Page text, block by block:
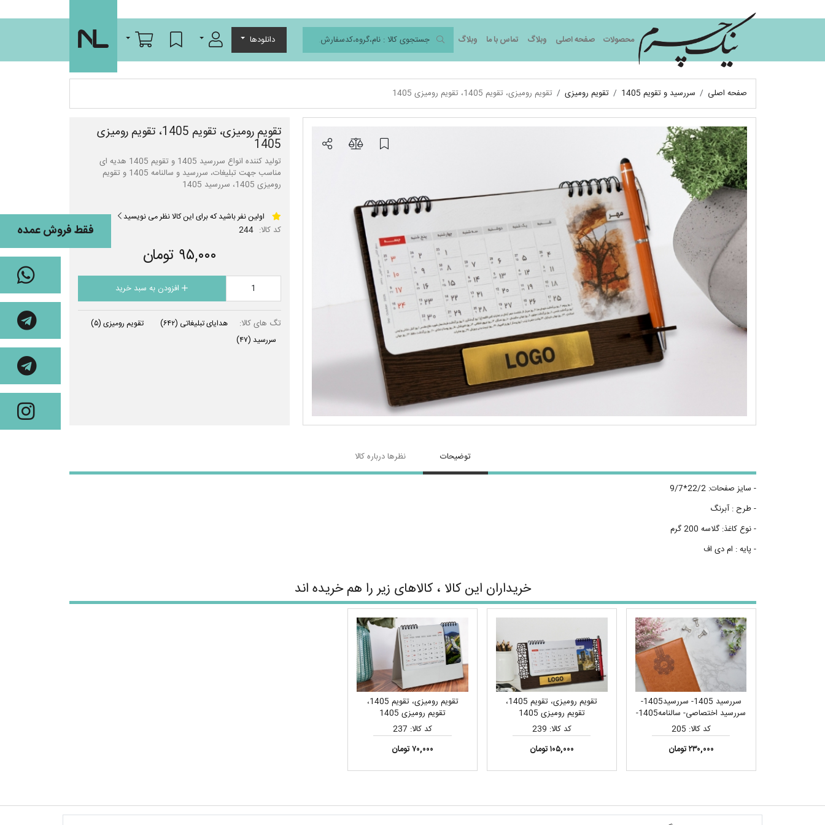
نیک چرم
محصولات
صفحه اصلی وبلاگ تماس با ما وبلاگ دانلودها ورود/عضویتلیست مورد علاقه
سبد خرید
صفحه اصلی سررسید و تقویم 1405 تقویم رومیزی تقویم رومیزی، تقویم 1405، تقویم رومیزی 1405
تقویم رومیزی، تقویم 1405، تقویم رومیزی
1405
تولید کننده انواع سررسید 1405 و تقویم 1405 هدیه ای
مناسب جهت تبلیغات، سررسید و سالنامه 1405 و تقویم
رومیزی 1405، سررسید 1405
اولین نفر باشید که برای این کالا نظر می نویسید
کد کالا: 244
۹۵,۰۰۰ تومان
افزودن به سبد خرید
تگ های کالا: هدایای تبلیغاتی (۶۴۲) تقویم رومیزی (۵)
سررسید (۴۷)
توضیحات نظرها درباره کالا
- سایز صفحات: 22/2*9/7
- طرح : آبرنگ
- نوع کاغذ: گلاسه 200 گرم
- پایه : ام دی اف
خریداران این کالا ، کالاهای زیر را هم خریده اند
سررسید 1405- سررسید1405-
سررسید اختصاصی- سالنامه1405-
تقویم رومیزی، سررسید ارزان،
سررسید وزیری 1405، سررسید
ارگانایزر، سررسید اروپایی، سررسید
کد کالا: 205
۲۳۰,۰۰۰ تومان
تقویم رومیزی، تقویم 1405،
تقویم رومیزی 1405
کد کالا: 239
۱۰۵,۰۰۰ تومان
تقویم رومیزی، تقویم 1405،
تقویم رومیزی 1405
کد کالا: 237
۷۰,۰۰۰ تومان
فقط فروش عمده